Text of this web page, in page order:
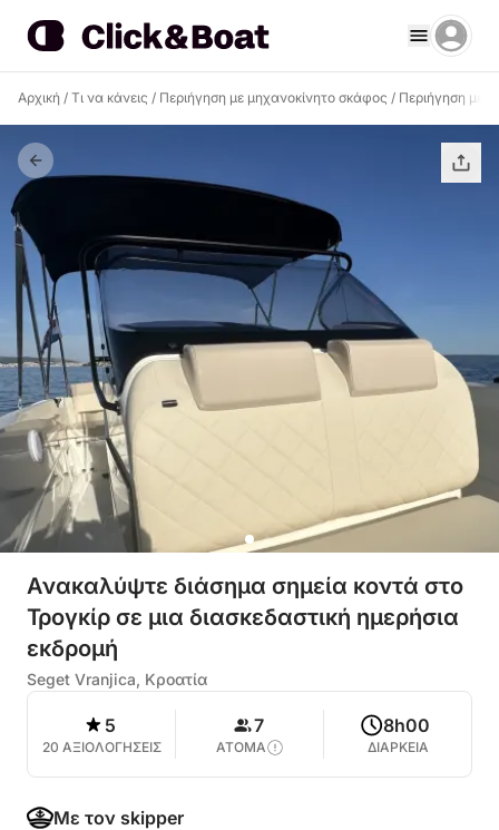
Αρχική / Τι να κάνεις / Περιήγηση με μηχανοκίνητο σκάφος / Περιήγηση με
Ανακαλύψτε διάσημα σημεία κοντά στο
Τρογκίρ σε μια διασκεδαστική ημερήσια
εκδρομή
Seget Vranjica, Κροατία
5
20 ΑΞΙΟΛΟΓΗΣΕΙΣ
7
ΑΤΟΜΑ
8h00
ΔΙΑΡΚΕΙΑ
Με τον skipper